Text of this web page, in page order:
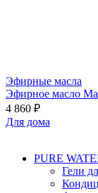
Эфирные масла
Эфирное масло
4 860 ₽
Для дома
PURE
Гели